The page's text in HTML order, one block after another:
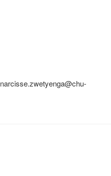
narcisse.zwetyenga@chu-